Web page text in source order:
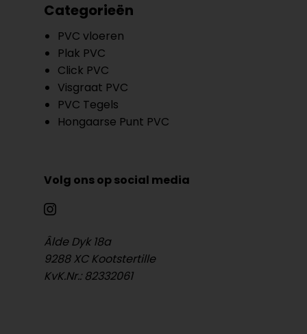
Categorieën
PVC vloeren
Plak PVC
Click PVC
Visgraat PVC
PVC Tegels
Hongaarse Punt PVC
Volg ons op social media
Âlde Dyk 18a
9288 XC Kootstertille
KvK.Nr.: 82332061